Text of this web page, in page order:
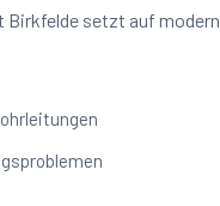
setzt auf